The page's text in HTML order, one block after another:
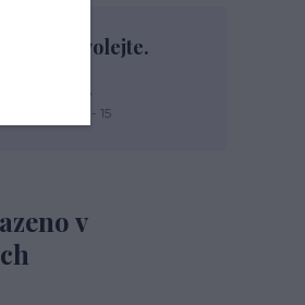
v
rady? Zavolejte.
444 475
ÚT, ST, ČT: 9 - 15